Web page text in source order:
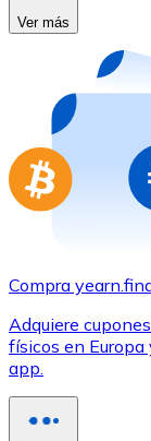
Nuevo
Compra
Ir a la tienda
Ver más
Compra
Adquiere
físicos en
app.